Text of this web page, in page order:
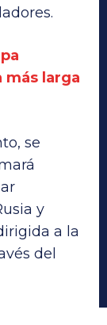
más larga
se
y
a la
del